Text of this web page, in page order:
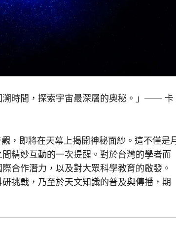
溯時間，探索宇宙最深層的奧秘。」── 卡
，即將在天幕上揭開神秘面紗。這不僅是
精妙互動的一次提醒。對於台灣的學者而
合作潛力，以及對大眾科學教育的啟發。
挑戰，乃至於天文知識的普及與傳播，期